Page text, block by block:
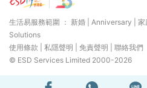
生活易服務範圍 ： 新婚 Anniversary 家
Solutions
使用條款
私隱聲明 免責聲明
聯絡我們
© ESD Services Limited 2000-2026